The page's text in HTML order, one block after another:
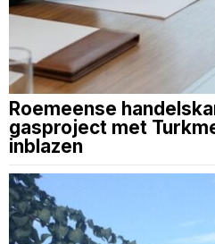
Roemeense
gasproject met
inblazen